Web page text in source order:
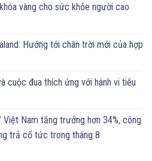
vàng cho sức khỏe người cao
Hướng tới chân trời mới của hợp
cuộc đua thích ứng với hành vi tiêu
Việt Nam tăng trưởng hơn 34%, công
trả cổ tức trong tháng 8